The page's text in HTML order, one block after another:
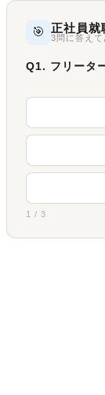
🎯 正社員就
3問に答えて
Q1. フリータ
1 / 3